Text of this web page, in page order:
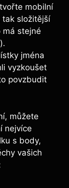
mobilní
tak ‍složitější
má‍ stejné
jména
vyzkoušet
povzbudit
můžete
nejvíce
s⁣ body,
vašich